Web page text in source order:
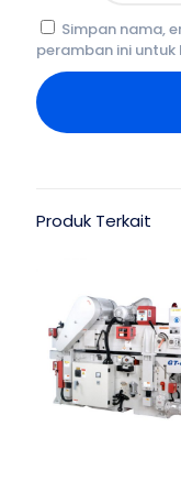
Simpan nama,
peramban ini
Produk Terkait